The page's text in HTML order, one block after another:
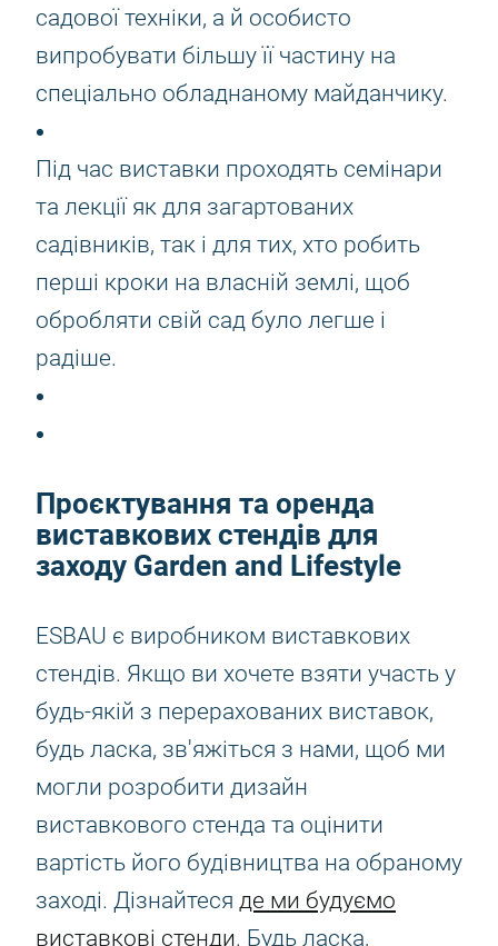
садової техніки, а й особисто
випробувати більшу її частину на
спеціально обладнаному майданчику.
Під час виставки проходять семінари
та лекції як для загартованих
садівників, так і для тих, хто робить
перші кроки на власній землі, щоб
обробляти свій сад було легше і
радіше.
Проєктування та оренда
виставкових стендів для
заходу Garden and Lifestyle
ESBAU є виробником виставкових
стендів. Якщо ви хочете взяти участь у
будь-якій з перерахованих виставок,
будь ласка, зв'яжіться з нами, щоб ми
могли розробити дизайн
виставкового стенда та оцінити
вартість його будівництва на обраному
заході. Дізнайтеся де ми будуємо
виставкові стенди. Будь ласка,